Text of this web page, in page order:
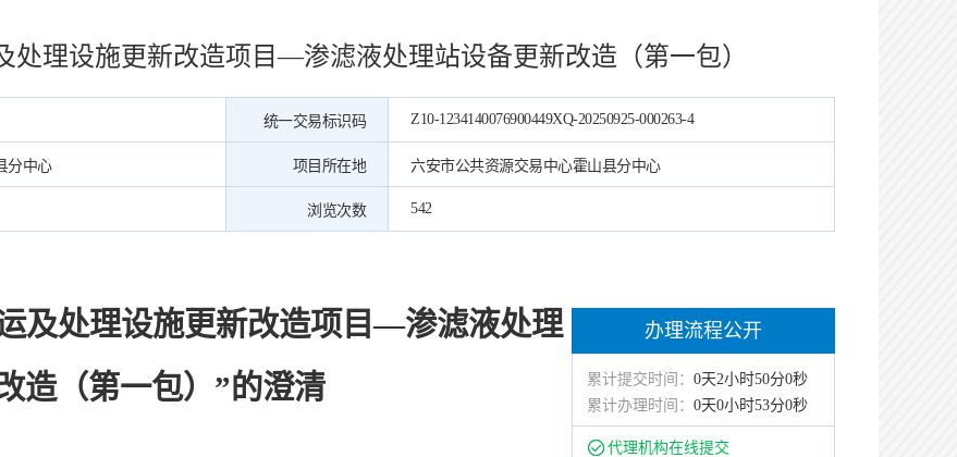
处理设施更新改造项目—渗滤液处理站设备更新改造（第一包）
统一交易标识码 Z10-1234140076900449XQ-20250925-000263-4
分中心 项目所在地 六安市公共资源交易中心霍山县分中心
浏览次数 542
及处理设施更新改造项目—渗滤液处理
造（第一包） ”的澄清
办理流程公开
累计提交时间： 0天2小时50分0秒
累计办理时间： 0天0小时53分0秒
代理机构在线提交